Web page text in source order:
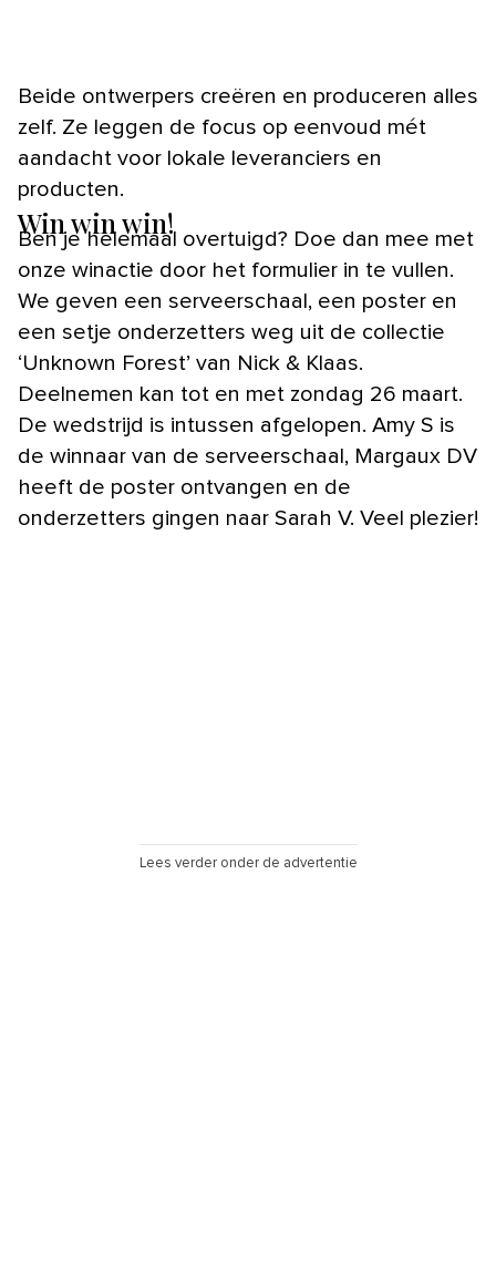
Beide ontwerpers creëren en produceren alles
zelf. Ze leggen de focus op eenvoud mét
aandacht voor lokale leveranciers en
producten.
Win win win!
Ben je helemaal overtuigd? Doe dan mee met
onze winactie door het formulier in te vullen.
We geven een serveerschaal, een poster en
een setje onderzetters weg uit de collectie
‘Unknown Forest’ van Nick & Klaas.
Deelnemen kan tot en met zondag 26 maart.
De wedstrijd is intussen afgelopen. Amy S is
de winnaar van de serveerschaal, Margaux DV
heeft de poster ontvangen en de
onderzetters gingen naar Sarah V. Veel plezier!
Lees verder onder de advertentie